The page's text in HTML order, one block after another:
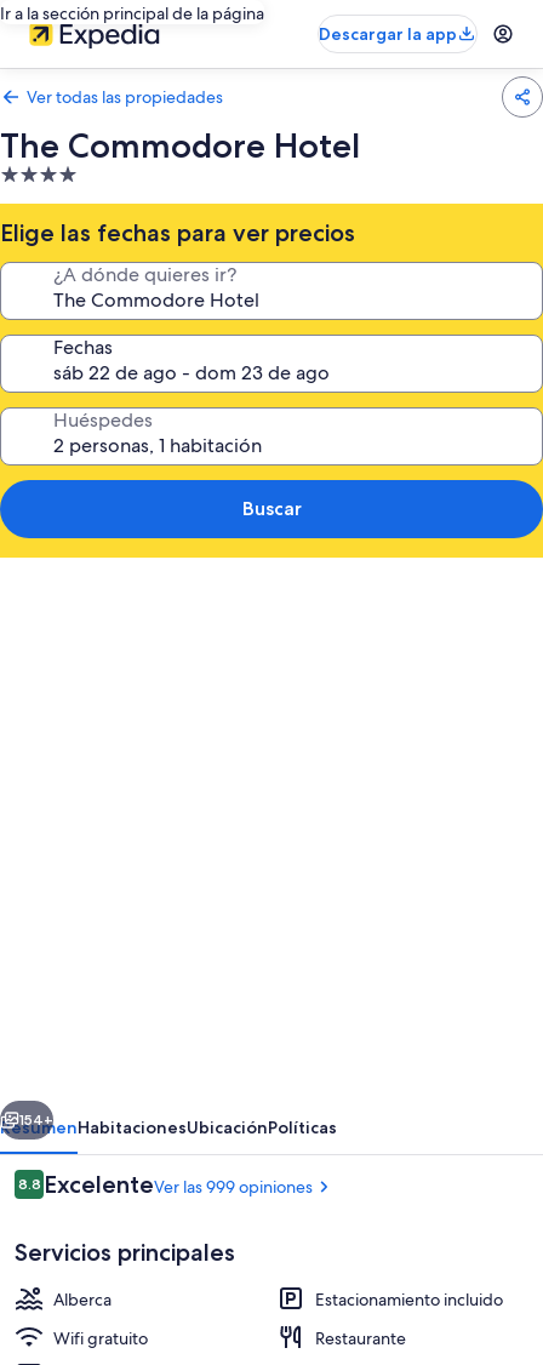
Ir a la sección principal de la página
Descargar la app
Ver todas las propiedades
The Commodore Hotel
Propiedad
de
4.0
estrellas
Elige las fechas para ver precios
¿A dónde quieres ir?
Fechas
Huéspedes
Buscar
Siguiente
154+
ResumenHabitacionesUbicaciónPolíticas
Opiniones
8.88.8 de 10,
ExcelenteVer las 999 opiniones
Servicios principales
Alberca
Estacionamiento incluido
Wifi gratuito
Restaurante